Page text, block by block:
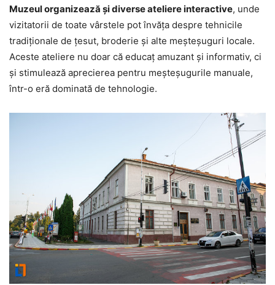
Muzeul organizează și diverse ateliere interactive, unde
vizitatorii de toate vârstele pot învăța despre tehnicile
tradiționale de țesut, broderie și alte meșteșuguri locale.
Aceste ateliere nu doar că educaț amuzant și informativ, ci
și stimulează aprecierea pentru meșteșugurile manuale,
într-o eră dominată de tehnologie.